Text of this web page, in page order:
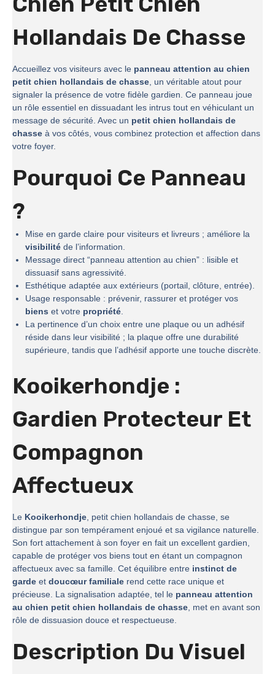
Hollandais De Chasse
Accueillez vos visiteurs avec le panneau attention au chien
petit chien hollandais de chasse, un véritable atout pour
signaler la présence de votre fidèle gardien. Ce panneau joue
un rôle essentiel en dissuadant les intrus tout en véhiculant un
message de sécurité. Avec un petit chien hollandais de
chasse à vos côtés, vous combinez protection et affection dans
votre foyer.
Pourquoi Ce Panneau
?
Mise en garde claire pour visiteurs et livreurs ; améliore la
visibilité de l’information.
Message direct “panneau attention au chien” : lisible et
dissuasif sans agressivité.
Esthétique adaptée aux extérieurs (portail, clôture, entrée).
Usage responsable : prévenir, rassurer et protéger vos
biens et votre propriété.
La pertinence d’un choix entre une plaque ou un adhésif
réside dans leur visibilité ; la plaque offre une durabilité
supérieure, tandis que l’adhésif apporte une touche discrète.
Kooikerhondje :
Gardien Protecteur Et
Compagnon
Affectueux
Le Kooikerhondje, petit chien hollandais de chasse, se
distingue par son tempérament enjoué et sa vigilance naturelle.
Son fort attachement à son foyer en fait un excellent gardien,
capable de protéger vos biens tout en étant un compagnon
affectueux avec sa famille. Cet équilibre entre instinct de
garde et doucœur familiale rend cette race unique et
précieuse. La signalisation adaptée, tel le panneau attention
au chien petit chien hollandais de chasse, met en avant son
rôle de dissuasion douce et respectueuse.
Description Du Visuel